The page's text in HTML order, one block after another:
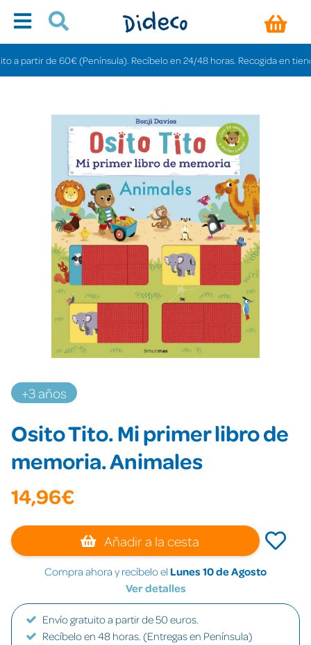
de 60€ (Península). Recíbelo en 24/48 horas. Recogida en tiendas
+3 años
Osito Tito. Mi primer libro de
memoria. Animales
14,96€
Añadir a la cesta
Compra ahora y recíbelo el Lunes 10 de Agosto
Ver detalles
Envío gratuito a partir de 50 euros.
Recíbelo en 48 horas. (Entregas en Península)